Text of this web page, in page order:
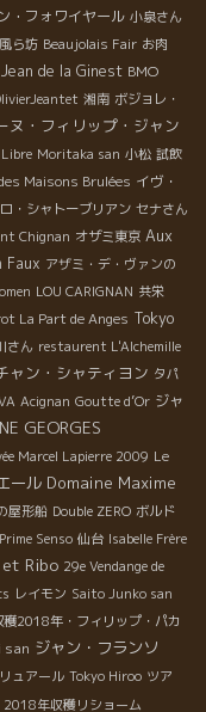
・フォワイヤール 小泉さん
ら坊 Beaujolais Fair お肉
de la Ginest BMO
湘南 ボジョレ・
ヌ・フィリップ・ジャン
Moritaka san 小松 試飲
Maisons Brulées イヴ・
・シャトーブリアン セナさん
Chignan オザミ東京 Aux
Faux アザミ・デ・ヴァンの
LOU CARIGNAN 共栄
La Part de Anges Tokyo
さん restaurent L'Alchemille
ャン・シャティヨン タパ
Acignan Goutte d’Or ジャ
GEORGES
Marcel Lapierre 2009 Le
ール Domaine Maxime
屋形船 Double ZERO ボルド
Prime Senso 仙台 Isabelle Frère
et Ribo 29e Vendange de
レイモン Saito Junko san
穫2018年・フィリップ・パカ
san ジャン・フランソ
ュアール Tokyo Hiroo ツア
2018年収穫リショーム